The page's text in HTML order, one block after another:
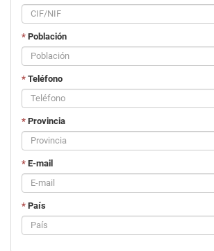
* Población
* Teléfono
* Provincia
* E-mail
* País